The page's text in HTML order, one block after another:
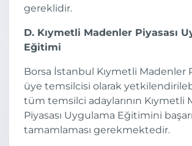
gereklidir.
D. Kıymetli Madenler Piyasası
Eğitimi
Borsa İstanbul Kıymetli Madenler
üye temsilcisi olarak
tüm temsilci adaylarının Kıymetli
Piyasası Uygulama Eğitimini
tamamlaması gerekmektedir.